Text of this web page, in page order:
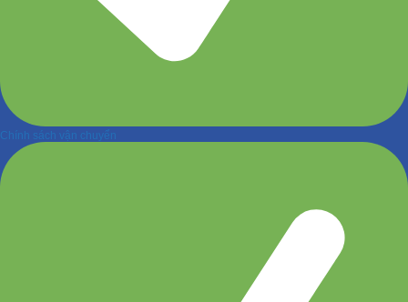
Chính sách vận chuyển